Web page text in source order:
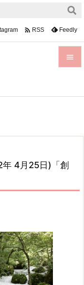

次へ
検索
 RSS Feedly
4月25日)「創